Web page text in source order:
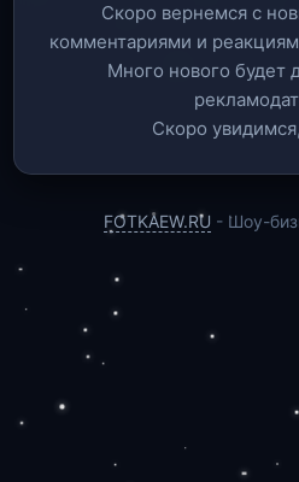
Скоро вернемся c
комментариями и
Много нового будет
Скоро
FOTKAEW.RU - Шоу-